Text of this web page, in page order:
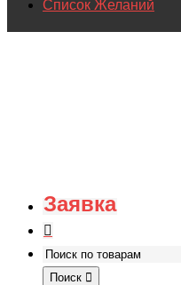
Список Желаний
Заявка
Поиск